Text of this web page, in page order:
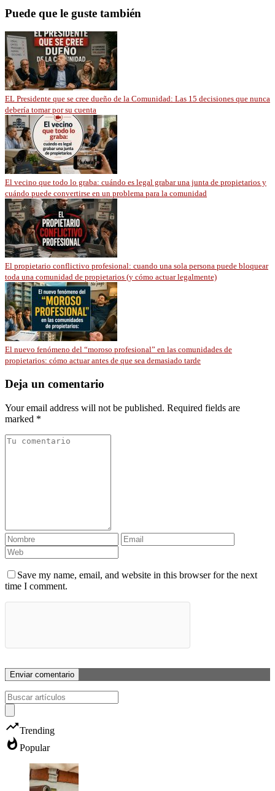
Puede que le guste también
EL Presidente que se cree dueño de la Comunidad: Las 15 decisiones que nunca
debería tomar por su cuenta
El vecino que todo lo graba: cuándo es legal grabar una junta de propietarios y
cuándo puede convertirse en un problema para la comunidad
El propietario conflictivo profesional: cuando una sola persona puede bloquear
toda una comunidad de propietarios (y cómo actuar legalmente)
El nuevo fenómeno del “moroso profesional” en las comunidades de
propietarios: cómo actuar antes de que sea demasiado tarde
Deja un comentario
Your email address will not be published. Required fields are
marked *
Save my name, email, and website in this browser for the next
time I comment.
trending_upTrending
whatshot Popular